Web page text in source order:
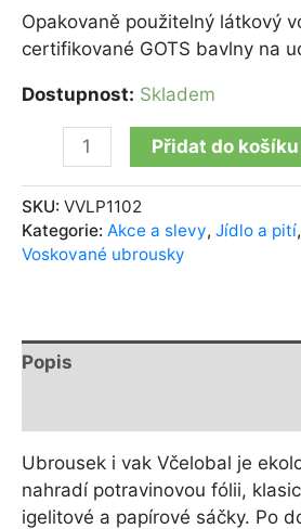
Opakovaně použitelný látkový
certifikované GOTS bavlny na
Dostupnost: Skladem
Přidat do košíku
SKU: VVLP1102
Kategorie: Akce a slevy, Jídlo a pití,
Voskované ubrousky
Popis
Ubrousek i vak Včelobal je
nahradí potravinovou fólii,
igelitové a papírové sáčky. Po